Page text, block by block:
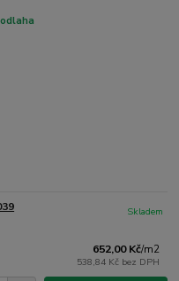
652,00 Kč/m2
538,84 Kč bez DPH
Skladem